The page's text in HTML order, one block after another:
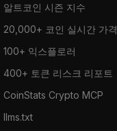
알트코인 시즌 지수
20,000+ 코인 실시간 가격
100+ 익스플로러
400+ 토큰 리스크 리포트
CoinStats Crypto MCP
llms.txt